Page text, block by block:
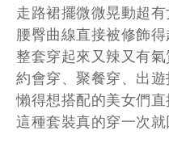
走路裙擺微微晃動超有
腰臀曲線直接被修飾
整套穿起來又辣又有氣
約會穿、聚餐穿、出
懶得想搭配的美女們
這種套裝真的穿一次